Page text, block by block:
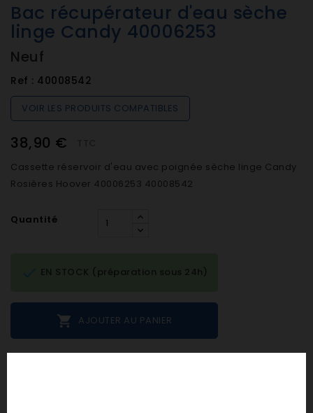
Bac récupérateur d'eau sèche
linge Candy 40006253
Neuf
Ref : 40008542
VOIR LES PRODUITS COMPATIBLES
38,90 €
Cassette réservoir d'eau avec poignée sèche linge Candy
Rosières Hoover 40006253 40008542
Quantité
 AJOUTER AU PANIER
EN STOCK (préparation sous 24h)